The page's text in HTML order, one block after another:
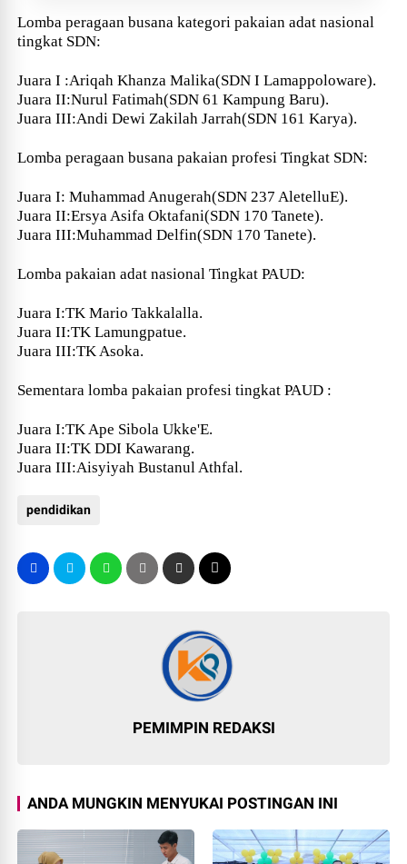
Lomba peragaan busana kategori pakaian adat nasional
tingkat SDN:
Juara I :Ariqah Khanza Malika(SDN I Lamappoloware).
Juara II:Nurul Fatimah(SDN 61 Kampung Baru).
Juara III:Andi Dewi Zakilah Jarrah(SDN 161 Karya).
Lomba peragaan busana pakaian profesi Tingkat SDN:
Juara I: Muhammad Anugerah(SDN 237 AletelluE).
Juara II:Ersya Asifa Oktafani(SDN 170 Tanete).
Juara III:Muhammad Delfin(SDN 170 Tanete).
Lomba pakaian adat nasional Tingkat PAUD:
Juara I:TK Mario Takkalalla.
Juara II:TK Lamungpatue.
Juara III:TK Asoka.
Sementara lomba pakaian profesi tingkat PAUD :
Juara I:TK Ape Sibola Ukke'E.
Juara II:TK DDI Kawarang.
Juara III:Aisyiyah Bustanul Athfal.
pendidikan
PEMIMPIN REDAKSI
ANDA MUNGKIN MENYUKAI POSTINGAN INI